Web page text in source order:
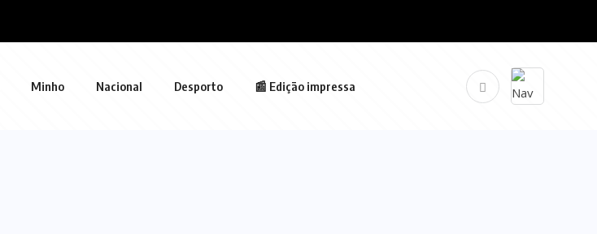
Minho Nacional Desporto 📰 Edição impressa